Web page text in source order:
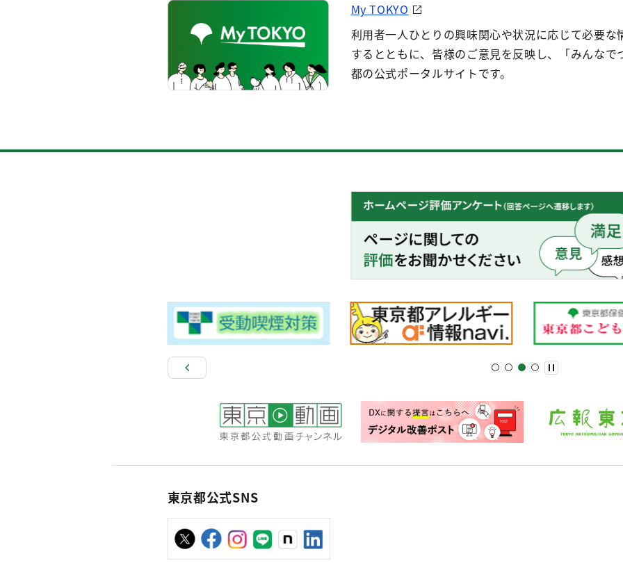
My TOKYO
利用者一人ひとりの興味関心や状況に応じて必要な
するとともに、皆様のご意見を反映し、「みんなで
都の公式ポータルサイトです。
東京都公式SNS